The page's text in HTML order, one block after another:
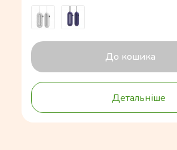
До кошика
Детальніше